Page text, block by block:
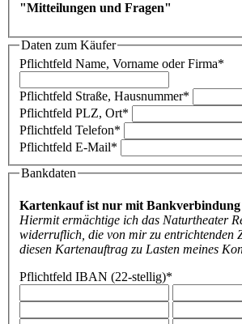
"Mitteilungen und Fragen"
Daten zum Käufer
Pflichtfeld Name, Vorname oder Firma*
Pflichtfeld Straße, Hausnummer*
Pflichtfeld PLZ, Ort*
Pflichtfeld Telefon*
Pflichtfeld E-Mail*
Bankdaten
Kartenkauf ist nur mit Bankverbindung
Hiermit ermächtige ich das Naturtheater
widerruflich, die von mir zu entrichtenden
diesen Kartenauftrag zu Lasten meines
Pflichtfeld IBAN (22-stellig)*